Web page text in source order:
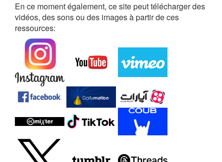
En ce moment également, ce site peut télécharger des
vidéos, des sons ou des images à partir de ces
ressources: